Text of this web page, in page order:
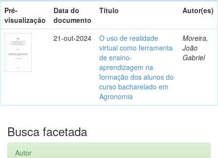
Pré-
visualização
Data do
documento
Título Autor(es)
21-out-2024
O uso de realidade
virtual como ferramenta
de ensino-
aprendizagem na
formação dos alunos do
curso bacharelado em
Agronomia
Moreira,
João
Gabriel
Busca facetada
Autor